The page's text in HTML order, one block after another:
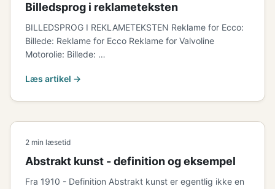
Billedsprog i reklameteksten
BILLEDSPROG I REKLAMETEKSTEN Reklame for Ecco:
Billede: Reklame for Ecco Reklame for Valvoline
Motorolie: Billede: …
Læs artikel →
2 min læsetid
Abstrakt kunst - definition og eksempel
Fra 1910 - Definition Abstrakt kunst er egentlig ikke en